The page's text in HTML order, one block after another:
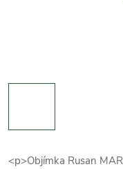
<p>Objímka Rusan